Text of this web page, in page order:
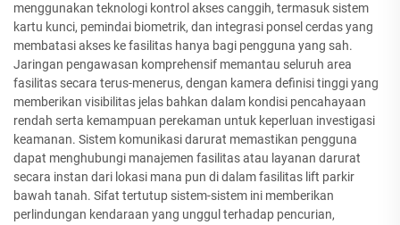
menggunakan teknologi kontrol akses canggih, termasuk sistem
kartu kunci, pemindai biometrik, dan integrasi ponsel cerdas yang
membatasi akses ke fasilitas hanya bagi pengguna yang sah.
Jaringan pengawasan komprehensif memantau seluruh area
fasilitas secara terus-menerus, dengan kamera definisi tinggi yang
memberikan visibilitas jelas bahkan dalam kondisi pencahayaan
rendah serta kemampuan perekaman untuk keperluan investigasi
keamanan. Sistem komunikasi darurat memastikan pengguna
dapat menghubungi manajemen fasilitas atau layanan darurat
secara instan dari lokasi mana pun di dalam fasilitas lift parkir
bawah tanah. Sifat tertutup sistem-sistem ini memberikan
perlindungan kendaraan yang unggul terhadap pencurian,